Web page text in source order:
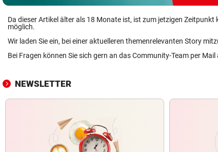
Da dieser Artikel älter als 18 Monate ist, ist zum jetzigen Zeitpunkt
möglich.
Wir laden Sie ein, bei einer aktuelleren themenrelevanten Story
Bei Fragen können Sie sich gern an das Community-Team per Mail
NEWSLETTER